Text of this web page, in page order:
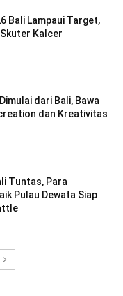
Bali Lampaui Target,
Kalcer
dari Bali, Bawa
dan Kreativitas
Tuntas, Para
Pulau Dewata Siap